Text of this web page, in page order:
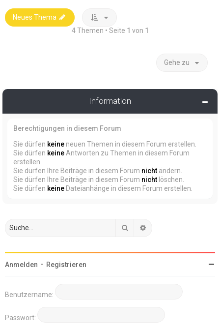
Neues Thema
4 Themen • Seite 1 von 1
Gehe zu
Information
Berechtigungen in diesem Forum
Sie dürfen keine neuen Themen in diesem Forum erstellen.
Sie dürfen keine Antworten zu Themen in diesem Forum
erstellen.
Sie dürfen Ihre Beiträge in diesem Forum nicht ändern.
Sie dürfen Ihre Beiträge in diesem Forum nicht löschen.
Sie dürfen keine Dateianhänge in diesem Forum erstellen.
Suche
Anmelden • Registrieren
Benutzername:
Passwort: